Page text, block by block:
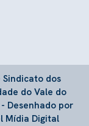
Sindicato dos
do Vale do
Desenhado por
Mídia Digital